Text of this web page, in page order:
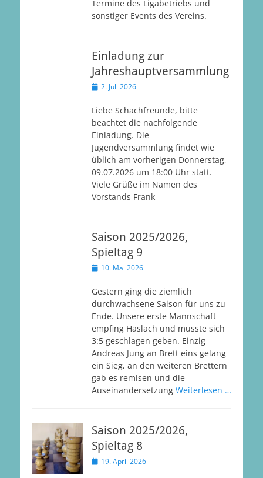
Termine des Ligabetriebs und
sonstiger Events des Vereins.
Einladung zur
Jahreshauptversammlung
Veröffentlicht
2. Juli 2026
Liebe Schachfreunde, bitte
beachtet die nachfolgende
Einladung. Die
Jugendversammlung findet wie
üblich am vorherigen Donnerstag,
09.07.2026 um 18:00 Uhr statt.
Viele Grüße im Namen des
Vorstands Frank
Saison 2025/2026,
Spieltag 9
Veröffentlicht
10. Mai 2026
Gestern ging die ziemlich
durchwachsene Saison für uns zu
Ende. Unsere erste Mannschaft
empfing Haslach und musste sich
3:5 geschlagen geben. Einzig
Andreas Jung an Brett eins gelang
ein Sieg, an den weiteren Brettern
gab es remisen und die
Auseinandersetzung Weiterlesen …
Saison 2025/2026,
Spieltag 8
Veröffentlicht
19. April 2026